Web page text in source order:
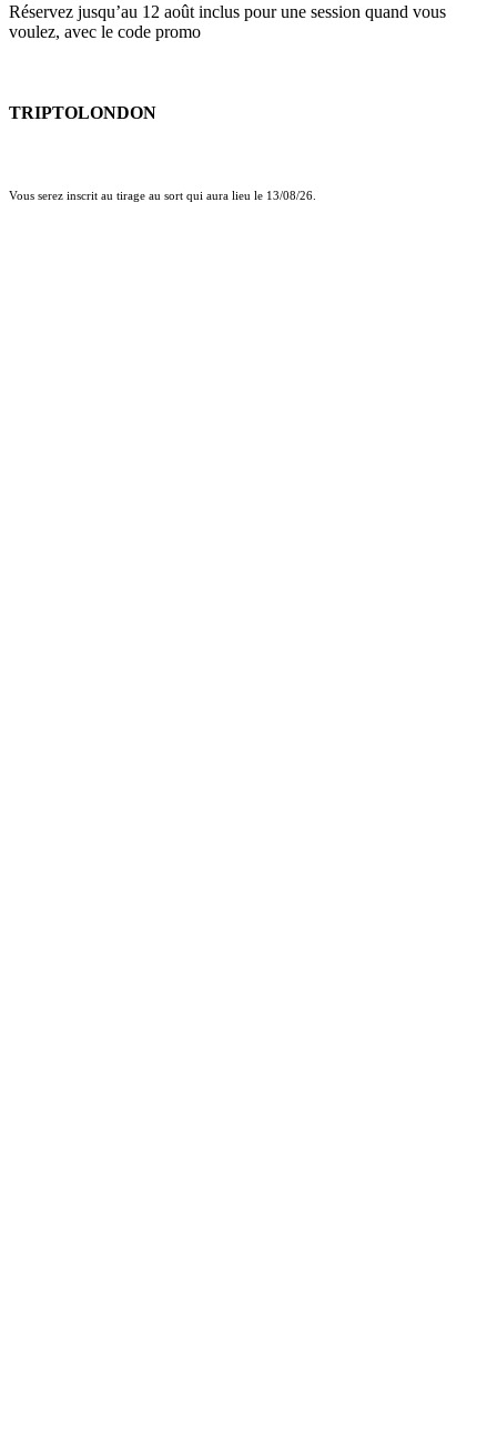
Réservez jusqu’au 12 août inclus pour une session quand vous
voulez, avec le code promo
TRIPTOLONDON
Vous serez inscrit au tirage au sort qui aura lieu le 13/08/26.